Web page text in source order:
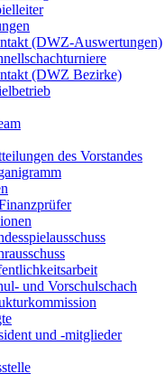
(DWZ-Auswertungen)
(DWZ Bezirke)
des Vorstandes
und Vorschulschach
und -mitglieder